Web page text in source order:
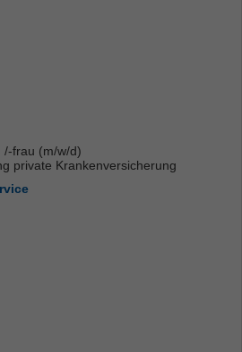
/-frau (m/w/d)
private Krankenversicherung